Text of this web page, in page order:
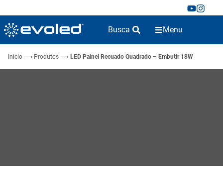
Menu
Busca
Início ⟶ Produtos ⟶ LED Painel Recuado Quadrado – Embutir 18W